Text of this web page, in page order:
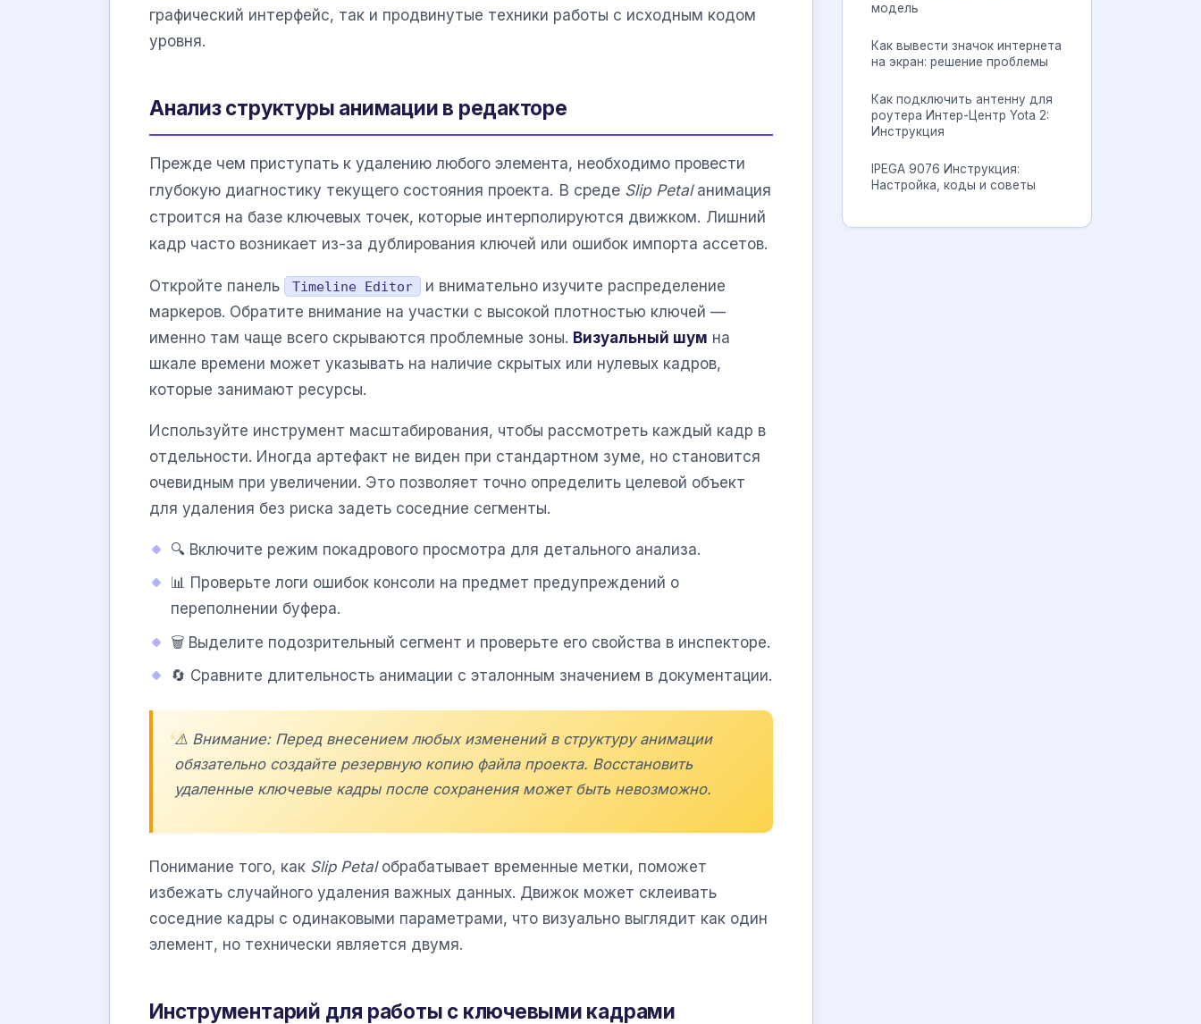
графический интерфейс, так и продвинутые техники работы с исходным кодом
уровня.
Анализ структуры анимации в редакторе
Прежде чем приступать к удалению любого элемента, необходимо провести
глубокую диагностику текущего состояния проекта. В среде Slip Petalанимация
строится на базе ключевых точек, которые интерполируются движком. Лишний
кадр часто возникает из-за дублирования ключей или ошибок импорта ассетов.
Откройте панель Timeline Editor
и внимательно изучите распределение
маркеров. Обратите внимание на участки с высокой плотностью ключей —
именно там чаще всего скрываются проблемные зоны. Визуальный шум на
шкале времени может указывать на наличие скрытых или нулевых кадров,
которые занимают ресурсы.
Используйте инструмент масштабирования, чтобы рассмотреть каждый кадр в
отдельности. Иногда артефакт не виден при стандартном зуме, но становится
очевидным при увеличении. Это позволяет точно определить целевой объект
для удаления без риска задеть соседние сегменты.
🔍 Включите режим покадрового просмотра для детального анализа.
📊 Проверьте логи ошибок консоли на предмет предупреждений о
переполнении буфера.
🗑️ Выделите подозрительный сегмент и проверьте его свойства в инспекторе.
🔄 Сравните длительность анимации с эталонным значением в документации.
⚠️ Внимание: Перед внесением любых изменений в структуру анимации
обязательно создайте резервную копию файла проекта. Восстановить
удаленные ключевые кадры после сохранения может быть невозможно.
Понимание того, как Slip Petalобрабатывает временные метки, поможет
избежать случайного удаления важных данных. Движок может склеивать
соседние кадры с одинаковыми параметрами, что визуально выглядит как один
элемент, но технически является двумя.
Инструментарий для работы с ключевыми кадрами
модель
Как вывести значок интернета
на экран: решение проблемы
Как подключить антенну для
роутера Интер-Центр Yota 2:
Инструкция
IPEGA 9076 Инструкция:
Настройка, коды и советы